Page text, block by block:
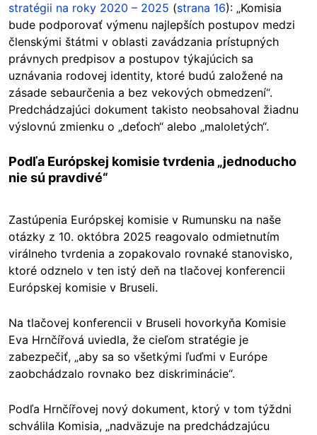
stratégii na roky 2020 – 2025 (strana 16): „Komisia
bude podporovať výmenu najlepších postupov medzi
členskými štátmi v oblasti zavádzania prístupných
právnych predpisov a postupov týkajúcich sa
uznávania rodovej identity, ktoré budú založené na
zásade sebaurčenia a bez vekových obmedzení“.
Predchádzajúci dokument takisto neobsahoval žiadnu
výslovnú zmienku o „deťoch“ alebo „maloletých“.
Podľa Európskej komisie tvrdenia „jednoducho
nie sú pravdivé“
Zastúpenia Európskej komisie v Rumunsku na naše
otázky z 10. októbra 2025 reagovalo odmietnutím
virálneho tvrdenia a zopakovalo rovnaké stanovisko,
ktoré odznelo v ten istý deň na tlačovej konferencii
Európskej komisie v Bruseli.
Na tlačovej konferencii v Bruseli hovorkyňa Komisie
Eva Hrnčířová uviedla, že cieľom stratégie je
zabezpečiť, „aby sa so všetkými ľuďmi v Európe
zaobchádzalo rovnako bez diskriminácie“.
Podľa Hrnčířovej nový dokument, ktorý v tom týždni
schválila Komisia, „nadväzuje na predchádzajúcu